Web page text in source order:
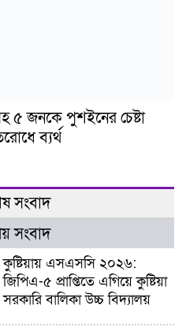
৫ জনকে পুশইনের চেষ্টা
ব্যর্থ
সংবাদ
সংবাদ
কুষ্টিয়ায় এসএসসি ২০২৬:
জিপিএ-৫ প্রাপ্তিতে এগিয়ে কুষ্টিয়া
সরকারি বালিকা উচ্চ বিদ্যালয়